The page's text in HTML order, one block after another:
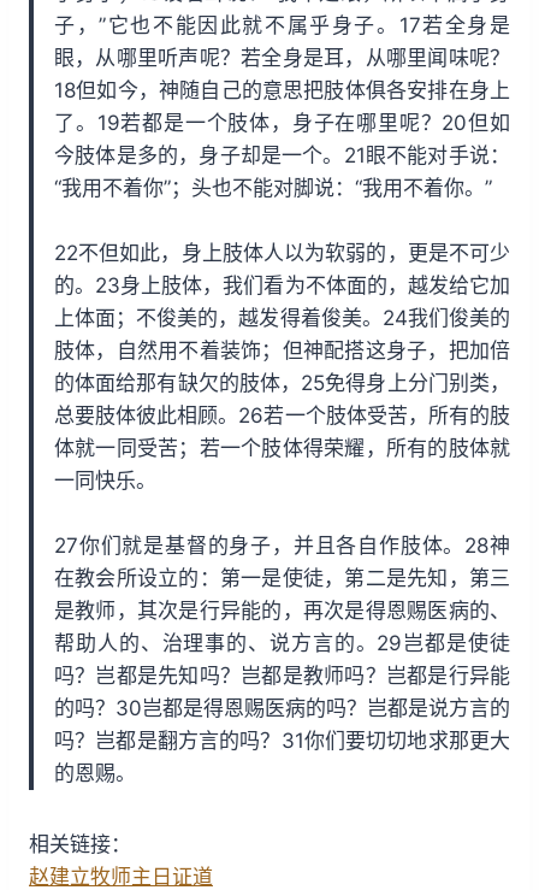
子，”它也不能因此就不属乎身子。17若全身是
眼，从哪里听声呢？若全身是耳，从哪里闻味呢？
18但如今，神随自己的意思把肢体俱各安排在身上
了。19若都是一个肢体，身子在哪里呢？20但如
今肢体是多的，身子却是一个。21眼不能对手说：
“我用不着你”；头也不能对脚说：“我用不着你。”
22不但如此，身上肢体人以为软弱的，更是不可少
的。23身上肢体，我们看为不体面的，越发给它加
上体面；不俊美的，越发得着俊美。24我们俊美的
肢体，自然用不着装饰；但神配搭这身子，把加倍
的体面给那有缺欠的肢体，25免得身上分门别类，
总要肢体彼此相顾。26若一个肢体受苦，所有的肢
体就一同受苦；若一个肢体得荣耀，所有的肢体就
一同快乐。
27你们就是基督的身子，并且各自作肢体。28神
在教会所设立的：第一是使徒，第二是先知，第三
是教师，其次是行异能的，再次是得恩赐医病的、
帮助人的、治理事的、说方言的。29岂都是使徒
吗？岂都是先知吗？岂都是教师吗？岂都是行异能
的吗？30岂都是得恩赐医病的吗？岂都是说方言的
吗？岂都是翻方言的吗？31你们要切切地求那更大
的恩赐。
相关链接：
赵建立牧师主日证道